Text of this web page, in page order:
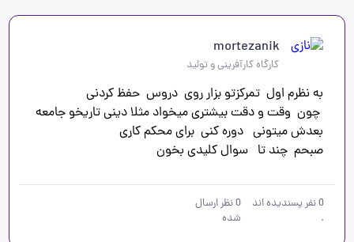
mortezanik
کارگاه کارآفرینی و تولید
صبحم  چند تا   سوال کلیدی بخون
0نفر پسندیده اند
.
0نظر ارسال
شده